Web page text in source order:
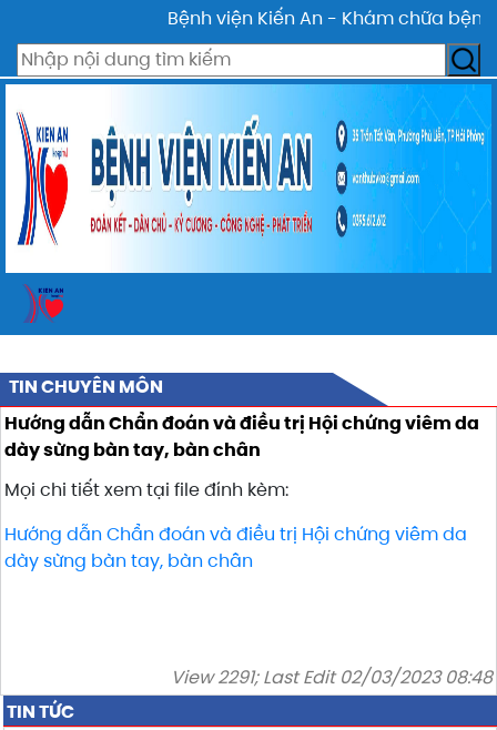
Bệnh viện Kiến An - Khám chữa
TIN CHUYÊN MÔN
Hướng dẫn Chẩn đoán và điều trị Hội chứng viêm da
dày sừng bàn tay, bàn chân
Mọi chi tiết xem tại file đính kèm:
Hướng dẫn Chẩn đoán và điều trị Hội chứng viêm da
dày sừng bàn tay, bàn chân
View 2291; Last Edit 02/03/2023 08:48
TIN TỨC